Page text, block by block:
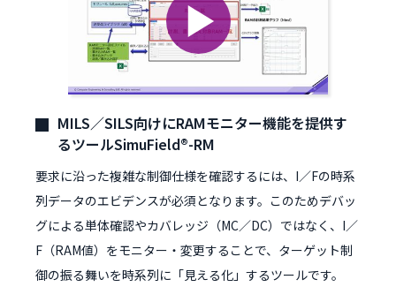
MILS／SILS向けにRAMモニター機能を提供す
るツールSimuField®-RM
要求に沿った複雑な制御仕様を確認するには、I／Fの時系
列データのエビデンスが必須となります。このためデバッ
グによる単体確認やカバレッジ（MC／DC）ではなく、I／
F（RAM値）をモニター・変更することで、ターゲット制
御の振る舞いを時系列に「見える化」するツールです。